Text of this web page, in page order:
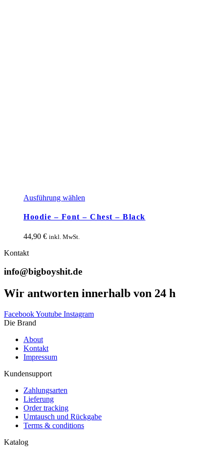
Ausführung wählen
weist
Produktseite
werden
Hoodie – Font – Chest – Black
44,90 € inkl. MwSt.
Kontakt
info@bigboyshit.de
Wir antworten innerhalb von 24 h
FacebookYoutube Instagram
Die Brand
About
Kontakt
Impressum
Kundensupport
Zahlungsarten
Lieferung
Order tracking
Umtausch und Rückgabe
Terms & conditions
Katalog